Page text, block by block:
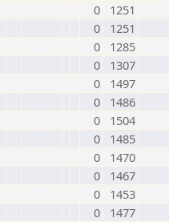
0
1251
0
1251
0
1285
0
1307
0
1497
0
1486
0
1504
0
1485
0
1470
0
1467
0
1453
0
1477